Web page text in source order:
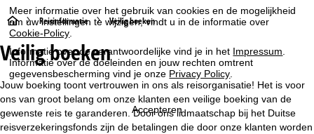
Meer informatie over het gebruik van cookies en de mogelijkheid
om uw instellingen te wijzigen, vindt u in de informatie over
Cookie-Policy
Informatie over de verantwoordelijke vind je in het Impressum
Informatie over de doeleinden en jouw rechten omtrent
gegevensbescherming vind je onze Privacy Policy
Accepteren
S
t
a
r
Reisinformatie Veilig boeken
Veilig boeken
Jouw boeking toont vertrouwen in ons als reisorganisatie! Het is voor
ons van groot belang om onze klanten een veilige boeking van de
gewenste reis te garanderen. Door ons lidmaatschap bij het Duitse
reisverzekeringsfonds zijn de betalingen die door onze klanten worden